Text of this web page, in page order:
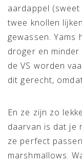
aardappel
twee knollen
gewassen. Yams
droger en
de VS worden
dit gerecht,
En ze zijn zo
daarvan is dat je
ze perfect
marshmallows.